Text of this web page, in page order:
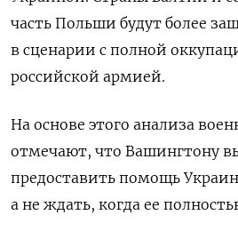
часть Польши будут более
в сценарии с полной
российской армией.
На основе этого анализа
отмечают, что Вашингтону
предоставить помощь
а не ждать, когда ее